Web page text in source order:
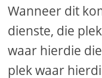
Wanneer dit
dienste, die
waar hierdie
plek waar